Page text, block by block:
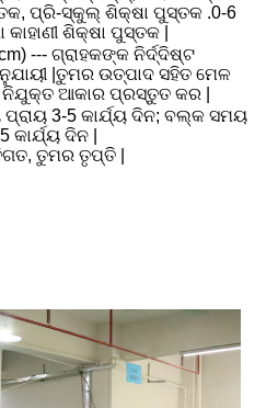
ପ୍ରି-ସ୍କୁଲ୍ ଶିକ୍ଷା ପୁସ୍ତକ .0-6
କାହାଣୀ ଶିକ୍ଷା ପୁସ୍ତକ |
--- ଗ୍ରାହକଙ୍କ ନିର୍ଦ୍ଦିଷ୍ଟ
|ତୁମର ଉତ୍ପାଦ ସହିତ ମେଳ
ନିଯୁକ୍ତ ଆକାର ପ୍ରସ୍ତୁତ କର |
ପ୍ରାୟ 3-5 କାର୍ଯ୍ୟ ଦିନ; ବଲ୍କ ସମୟ
କାର୍ଯ୍ୟ ଦିନ |
ତୁମର ତୃପ୍ତି |